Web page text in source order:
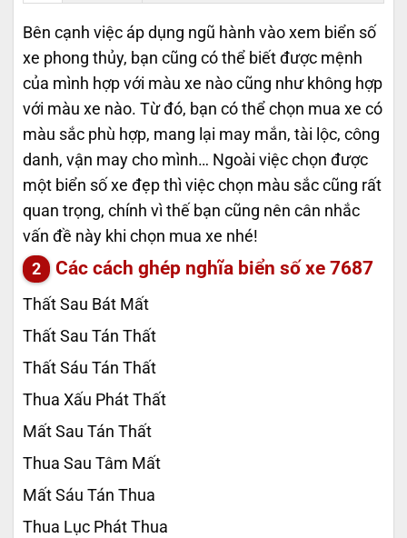
Bên cạnh việc áp dụng ngũ hành vào xem biển số
xe phong thủy, bạn cũng có thể biết được mệnh
của mình hợp với màu xe nào cũng như không hợp
với màu xe nào. Từ đó, bạn có thể chọn mua xe có
màu sắc phù hợp, mang lại may mắn, tài lộc, công
danh, vận may cho mình… Ngoài việc chọn được
một biển số xe đẹp thì việc chọn màu sắc cũng rất
quan trọng, chính vì thế bạn cũng nên cân nhắc
vấn đề này khi chọn mua xe nhé!
Các cách ghép nghĩa biển số xe 7687
Thất Sau Bát Mất
Thất Sau Tán Thất
Thất Sáu Tán Thất
Thua Xấu Phát Thất
Mất Sau Tán Thất
Thua Sau Tâm Mất
Mất Sáu Tán Thua
Thua Lục Phát Thua